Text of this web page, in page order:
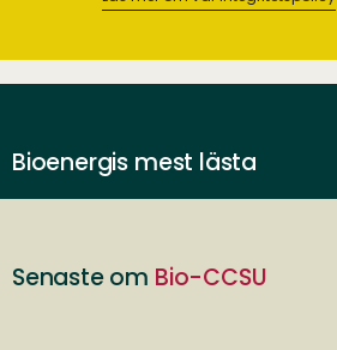
Bioenergis mest lästa
Senaste om Bio-CCSU